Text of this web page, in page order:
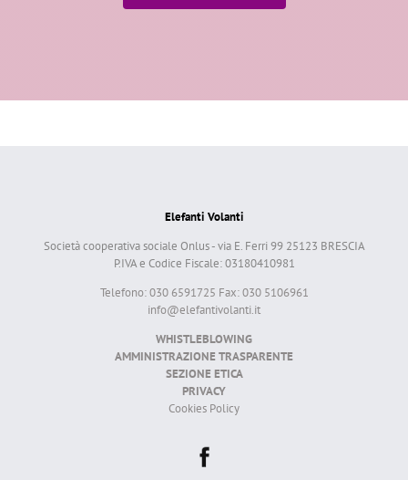
Elefanti Volanti
Società cooperativa sociale Onlus - via E. Ferri 99 25123 BRESCIA
P.IVA e Codice Fiscale: 03180410981
Telefono: 030 6591725 Fax: 030 5106961
info@elefantivolanti.it
WHISTLEBLOWING
AMMINISTRAZIONE TRASPARENTE
SEZIONE ETICA
PRIVACY
Cookies Policy